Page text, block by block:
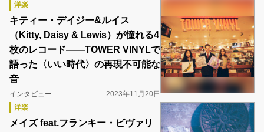
洋楽
キティー・デイジー&ルイス
（Kitty, Daisy & Lewis）が憧れる4
枚のレコード――TOWER VINYLで
語った〈いい時代〉の再現不可能な
音
インタビュー
2023年11月20日
洋楽
メイズ feat.フランキー・ビヴァリ